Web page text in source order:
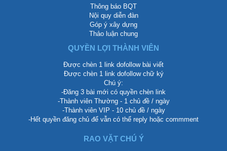
Thông báo BQT
Nội quy diễn đàn
Góp ý xây dựng
Thảo luận chung
QUYỀN LỢI THÀNH VIÊN
Được chèn 1 link dofollow bài viết
Được chèn 1 link dofollow chữ ký
Chú ý:
-Đăng 3 bài mới có quyền chèn link
-Thành viên Thường - 1 chủ đề / ngày
-Thành viên VIP - 10 chủ đề / ngày
-Hết quyền đăng chủ để vẫn có thể reply hoặc commment
RAO VẶT CHÚ Ý